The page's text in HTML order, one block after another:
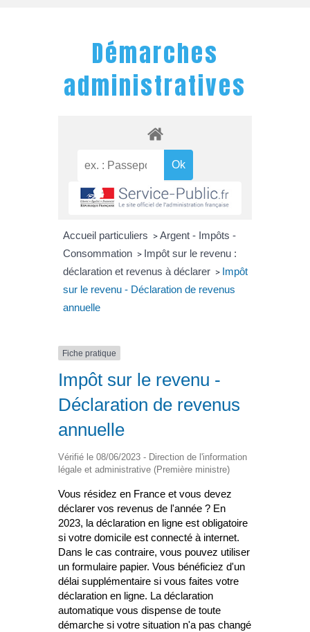
Démarches
administratives
Accueil particuliers > Argent - Impôts -
Consommation > Impôt sur le revenu :
déclaration et revenus à déclarer > Impôt
sur le revenu - Déclaration de revenus
annuelle
Fiche pratique
Impôt sur le revenu -
Déclaration de revenus
annuelle
Vérifié le 08/06/2023 - Direction de l'information
légale et administrative (Première ministre)
Vous résidez en France et vous devez
déclarer vos revenus de l'année ? En
2023, la déclaration en ligne est obligatoire
si votre domicile est connecté à internet.
Dans le cas contraire, vous pouvez utiliser
un formulaire papier. Vous bénéficiez d'un
délai supplémentaire si vous faites votre
déclaration en ligne. La déclaration
automatique vous dispense de toute
démarche si votre situation n'a pas changé